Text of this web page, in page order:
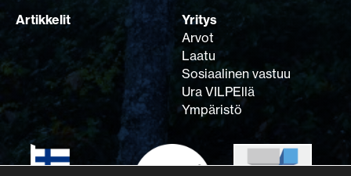
Artikkelit
Yritys
Arvot
Laatu
Sosiaalinen vastuu
Ura VILPEllä
Ympäristö